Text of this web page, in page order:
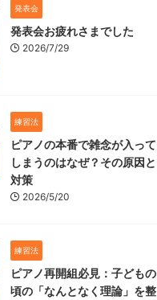
発表会
発表会お疲れさまでした
2026/7/29
練習法
ピアノの本番で雑念が入って
しまうのはなぜ？その原因と
対策
2026/5/20
練習法
ピアノ再開組必見：子どもの
頃の「なんとなく理論」を整